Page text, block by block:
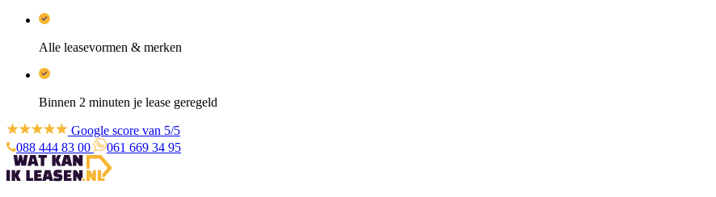
Alle leasevormen & merken
Binnen 2 minuten je lease geregeld
Google score van 5/5
088 444 83 00
061 669 34 95